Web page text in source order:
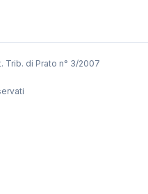
Trib. di Prato n° 3/2007